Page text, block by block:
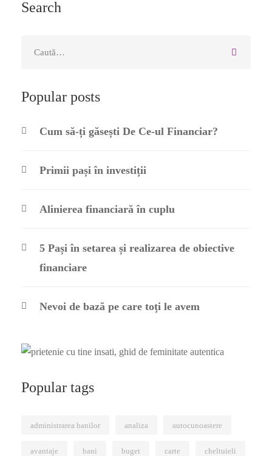
Search
Popular posts
Cum să-ți găsești De Ce-ul Financiar?
Primii pași în investiții
Alinierea financiară în cuplu
5 Pași în setarea și realizarea de obiective
financiare
Nevoi de bază pe care toți le avem
Popular tags
administrarea banilor analiza autocunoastere
avantaje bani buget carte cheltuieli